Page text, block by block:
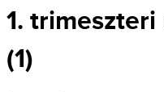
1.
(1)